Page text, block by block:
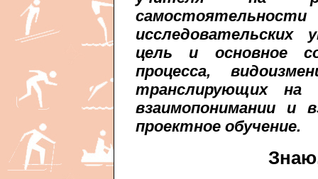
исследовательских
цель и основное
процесса,
транслирующих на
взаимопонимании и
проектное обучение.